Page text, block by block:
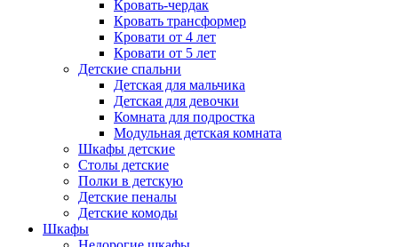
Кровать-чердак
Кровать трансформер
Кровати от 4 лет
Кровати от 5 лет
Детские спальни
Детская для мальчика
Детская для девочки
Комната для подростка
Модульная детская комната
Шкафы детские
Столы детские
Полки в детскую
Детские пеналы
Детские комоды
Шкафы